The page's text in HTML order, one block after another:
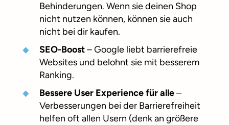
Behinderungen. Wenn sie deinen Shop
nicht nutzen können, können sie auch
nicht bei dir kaufen.
SEO-Boost– Google liebt barrierefreie
Websites und belohnt sie mit besserem
Ranking.
Bessere User Experience für alle–
Verbesserungen bei der Barrierefreiheit
helfen oft allen Usern (denk an größere